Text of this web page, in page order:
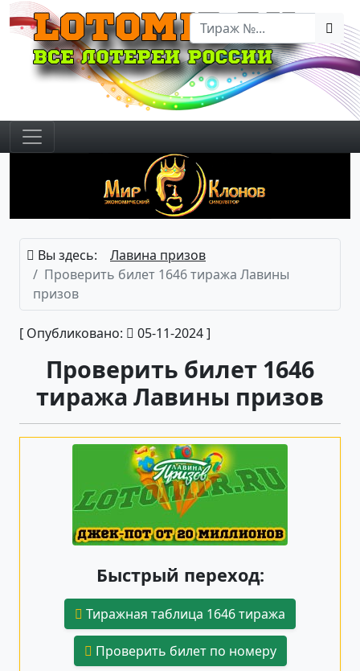
Вы здесь:
Лавина призов
Проверить билет 1646 тиража Лавины
призов
[ Опубликовано: 05-11-2024 ]
Проверить билет 1646
тиража Лавины призов
Быстрый переход:
Тиражная таблица 1646 тиража
Проверить билет по номеру